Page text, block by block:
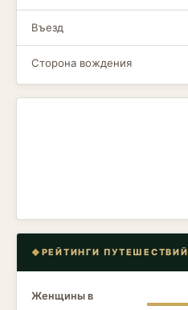
Въезд
Сторона вождения
РЕЙТИНГИ ПУТЕШЕСТВИЙ
Женщины в